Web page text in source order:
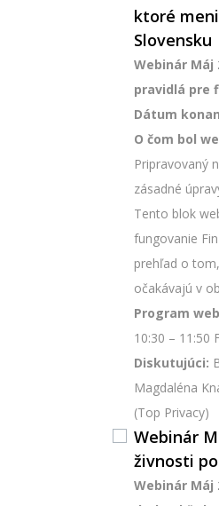
ktoré
Slovensku
Webinár Máj
pravidlá pre
Dátum
O čom bol
Pripravovaný
zásadné
Tento blok
fungovanie
prehľad o
očakávajú v
Program
10:30 – 11:50
Diskutujúci:
Magdaléna
(Top Privacy)
Webinár
živnosti
Webinár Máj